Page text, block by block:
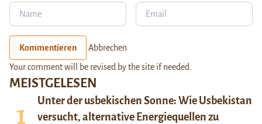
MEISTGELESEN
Unter der usbekischen Sonne: Wie Usbekistan
versucht, alternative Energiequellen zu
Kommentieren Abbrechen
Your comment will be revised by the site if needed.